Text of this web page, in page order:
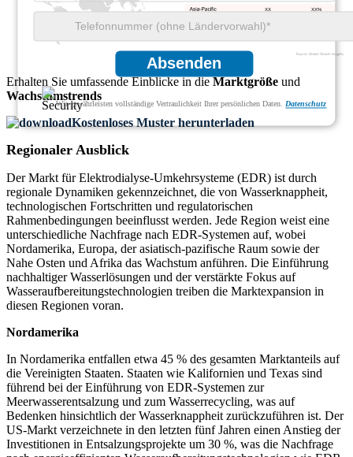
Absenden
Wir gewährleisten vollständige Vertraulichkeit Ihrer persönlichen Daten. Datenschutz
XX
XX%
XX
Erhalten Sie umfassende Einblicke in dieMarktgröße und
Wachstumstrends
Kostenloses Muster herunterladen
Regionaler Ausblick
Der Markt für Elektrodialyse-Umkehrsysteme (EDR) ist durch
regionale Dynamiken gekennzeichnet, die von Wasserknappheit,
technologischen Fortschritten und regulatorischen
Rahmenbedingungen beeinflusst werden. Jede Region weist eine
unterschiedliche Nachfrage nach EDR-Systemen auf, wobei
Nordamerika, Europa, der asiatisch-pazifische Raum sowie der
Nahe Osten und Afrika das Wachstum anführen. Die Einführung
nachhaltiger Wasserlösungen und der verstärkte Fokus auf
Wasseraufbereitungstechnologien treiben die Marktexpansion in
diesen Regionen voran.
Nordamerika
In Nordamerika entfallen etwa 45 % des gesamten Marktanteils auf
die Vereinigten Staaten. Staaten wie Kalifornien und Texas sind
führend bei der Einführung von EDR-Systemen zur
Meerwasserentsalzung und zum Wasserrecycling, was auf
Bedenken hinsichtlich der Wasserknappheit zurückzuführen ist. Der
US-Markt verzeichnete in den letzten fünf Jahren einen Anstieg der
Investitionen in Entsalzungsprojekte um 30 %, was die Nachfrage